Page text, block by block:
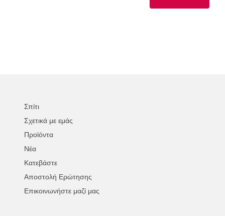
Σπίτι
Σχετικά με εμάς
Προϊόντα
Νέα
Κατεβάστε
Αποστολή Ερώτησης
Επικοινωνήστε μαζί μας